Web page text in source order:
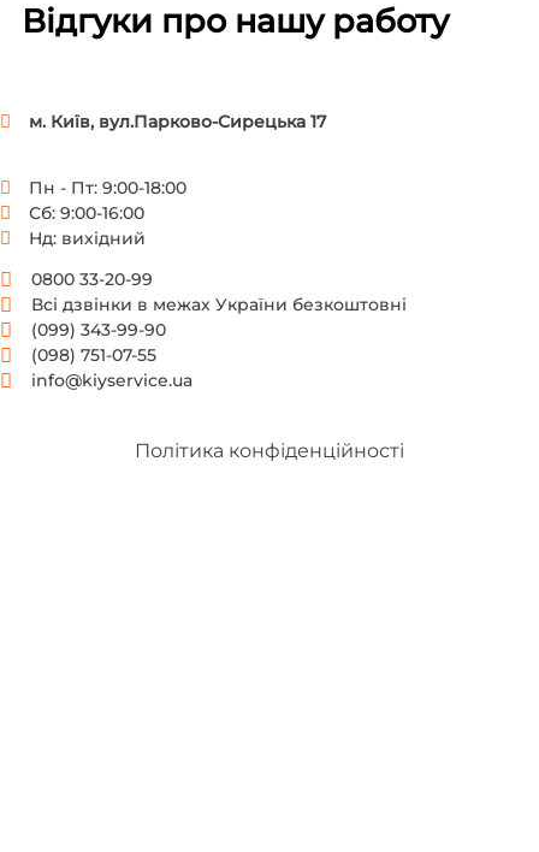
Відгуки про нашу работу
м. Київ, вул.Парково-Сирецька 17
Пн - Пт: 9:00-18:00
Сб: 9:00-16:00
Нд: вихідний
0800 33-20-99
Всі дзвінки в межах України безкоштовні
(099) 343-99-90
(098) 751-07-55
info@kiyservice.ua
Політика конфіденційності